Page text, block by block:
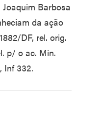
Barbosa
da ação
DF, rel. orig.
p/ o ac. Min.
Inf 332.